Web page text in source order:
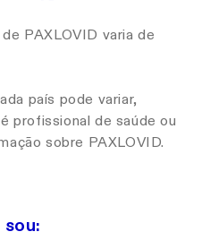
PAXLOVID varia de
país pode variar,
profissional de saúde ou
sobre PAXLOVID.
sou: